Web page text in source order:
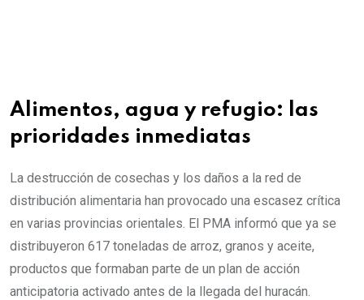
Alimentos, agua y refugio: las
prioridades inmediatas
La destrucción de cosechas y los daños a la red de
distribución alimentaria han provocado una escasez crítica
en varias provincias orientales. El PMA informó que ya se
distribuyeron 617 toneladas de arroz, granos y aceite,
productos que formaban parte de un plan de acción
anticipatoria activado antes de la llegada del huracán.